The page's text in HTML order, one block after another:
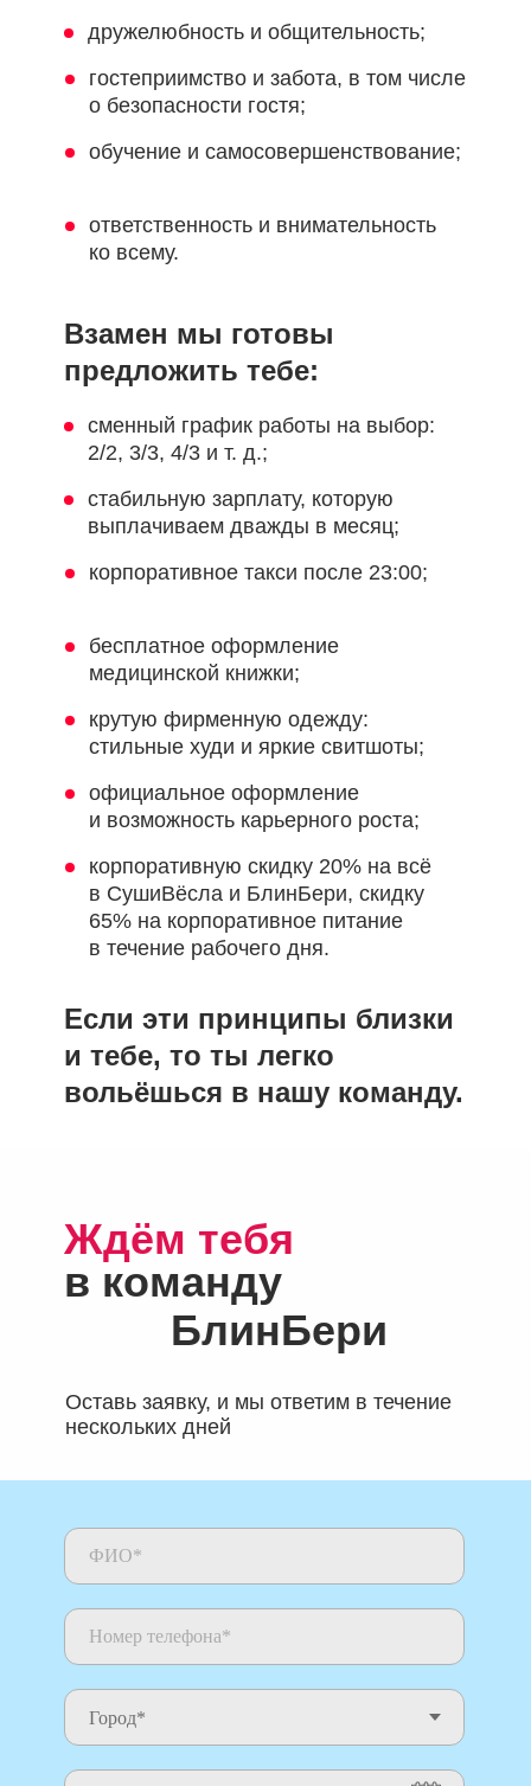
дружелюбность и общительность;
гостеприимство и забота, в том числе
о безопасности гостя;
обучение и самосовершенствование;
ответственность и внимательность
ко всему.
Взамен мы готовы
предложить тебе:
сменный график работы на выбор:
2/2, 3/3, 4/3 и т. д.;
стабильную зарплату, которую
выплачиваем дважды в месяц;
корпоративное такси после 23:00;
бесплатное оформление
медицинской книжки;
крутую фирменную одежду:
стильные худи и яркие свитшоты;
официальное оформление
и возможность карьерного роста;
корпоративную скидку 20% на всё
в СушиВёсла и БлинБери, скидку
65% на корпоративное питание
в течение рабочего дня.
Если эти принципы близки
и тебе, то ты легко
вольёшься в нашу команду.
Ждём тебя
в команду
БлинБери
Оставь заявку, и мы ответим в течение
нескольких дней